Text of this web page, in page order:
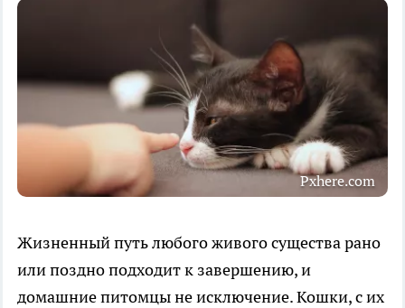
Pxhere.com
Жизненный путь любого живого существа рано
или поздно подходит к завершению, и
домашние питомцы не исключение. Кошки, с их